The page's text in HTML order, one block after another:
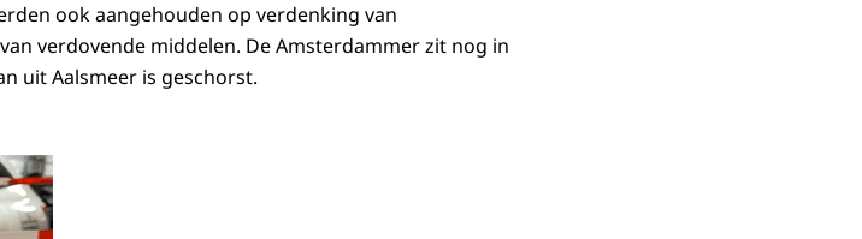
ook aangehouden op verdenking van
verdovende middelen. De Amsterdammer zit nog in
uit Aalsmeer is geschorst.